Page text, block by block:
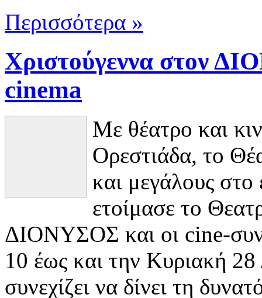
Περισσότερα »
Χριστούγεννα στον
cinema
Με θέατρο και
Ορεστιάδα, το
και μεγάλους
ετοίμασε το
ΔΙΟΝΥΣΟΣ και οι cine-
10 έως και την Κυριακή
συνεχίζει να δίνει τη